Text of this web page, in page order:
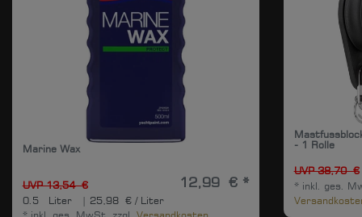
Marine Wax
UVP 13,54 € 12,99 € *
0.5 Liter
| 25,98 € / Liter
- 1 Rolle
UVP 38,70 €
* inkl. ges.